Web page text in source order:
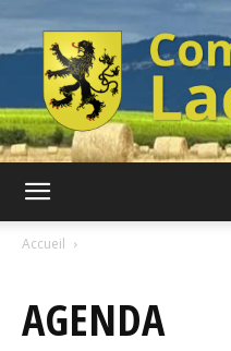
Accueil
AGENDA